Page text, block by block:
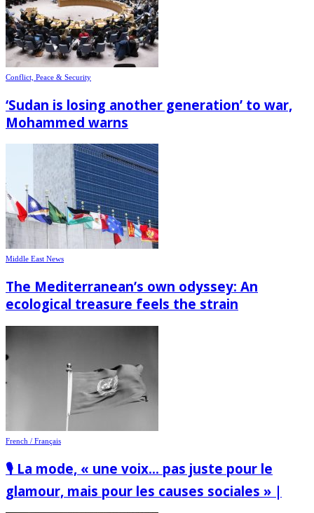
Conflict, Peace & Security
‘Sudan is losing another generation’ to war,
Mohammed warns
Middle East News
The Mediterranean’s own odyssey: An
ecological treasure feels the strain
French / Français
🎙️ La mode, « une voix… pas juste pour le
glamour, mais pour les causes sociales » |